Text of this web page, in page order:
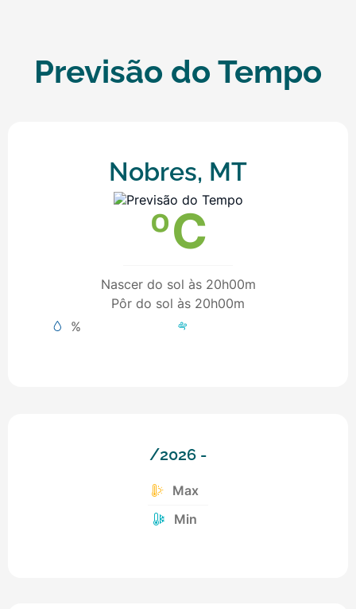
Previsão do Tempo
Nobres, MT
ºC
Nascer do sol às 20h00m
Pôr do sol às 20h00m
%
/2026 -
Max
Min